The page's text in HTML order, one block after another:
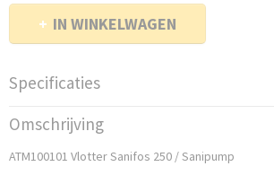
IN WINKELWAGEN
Specificaties
Bruto gewicht
3,00 Kg
Omschrijving
ATM100101 Vlotter Sanifos 250 / Sanipump